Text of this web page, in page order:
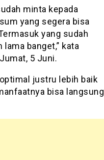
minta kepada
yang segera bisa
yang sudah
banget,” kata
5 Juni.
justru lebih baik
bisa langsung